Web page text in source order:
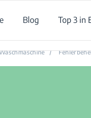
Blog Top 3 in
/
Wie kann ich eine